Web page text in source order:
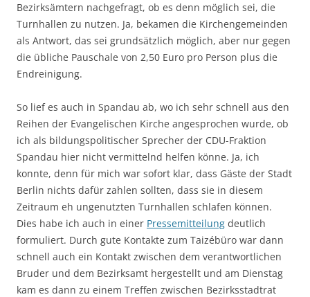
Bezirksämtern nachgefragt, ob es denn möglich sei, die
Turnhallen zu nutzen. Ja, bekamen die Kirchengemeinden
als Antwort, das sei grundsätzlich möglich, aber nur gegen
die übliche Pauschale von 2,50 Euro pro Person plus die
Endreinigung.
So lief es auch in Spandau ab, wo ich sehr schnell aus den
Reihen der Evangelischen Kirche angesprochen wurde, ob
ich als bildungspolitischer Sprecher der CDU-Fraktion
Spandau hier nicht vermittelnd helfen könne. Ja, ich
konnte, denn für mich war sofort klar, dass Gäste der Stadt
Berlin nichts dafür zahlen sollten, dass sie in diesem
Zeitraum eh ungenutzten Turnhallen schlafen können.
Dies habe ich auch in einer Pressemitteilung deutlich
formuliert. Durch gute Kontakte zum Taizébüro war dann
schnell auch ein Kontakt zwischen dem verantwortlichen
Bruder und dem Bezirksamt hergestellt und am Dienstag
kam es dann zu einem Treffen zwischen Bezirksstadtrat